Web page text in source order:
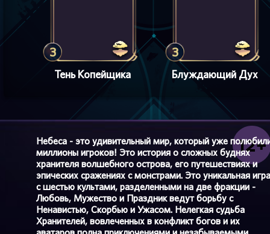
3
Тень Копейщика
3
Блуждающий Дух
Небеса - это удивительный мир, который уже
миллионы игроков! Это история о сложных буднях
хранителя волшебного острова, его путешествиях и
эпических сражениях с монстрами. Это уникальная игра
с шестью культами, разделенными на две фракции -
Любовь, Мужество и Праздник ведут борьбу с
Ненавистью, Скорбью и Ужасом. Нелегкая судьба
Хранителей, вовлеченных в конфликт богов и их